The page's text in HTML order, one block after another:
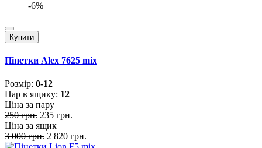
-6%
Купити
Пінетки Alex 7625 mix
Розмiр: 0-12
Пар в ящику: 12
Ціна за пару
250 грн. 235 грн.
Ціна за ящик
3 000 грн. 2 820 грн.